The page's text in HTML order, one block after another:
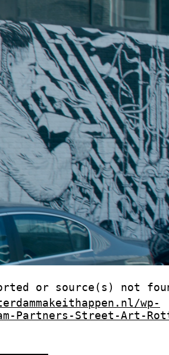
or source(s) not
wp-
Partners-Street-Art-